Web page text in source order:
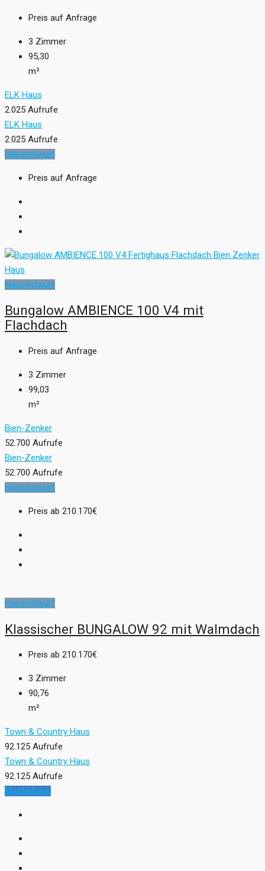
Preis auf Anfrage
3 Zimmer
95,30
m²
ELK Haus
2.025 Aufrufe
ELK Haus
2.025 Aufrufe
Hausentwurf
Preis auf Anfrage
Hausentwurf
Bungalow AMBIENCE 100 V4 mit
Flachdach
Preis auf Anfrage
3 Zimmer
99,03
m²
Bien-Zenker
52.700 Aufrufe
Bien-Zenker
52.700 Aufrufe
Hausentwurf
Preis ab 210.170€
Hausentwurf
Klassischer BUNGALOW 92 mit Walmdach
Preis ab 210.170€
3 Zimmer
90,76
m²
Town & Country Haus
92.125 Aufrufe
Town & Country Haus
92.125 Aufrufe
Musterhaus